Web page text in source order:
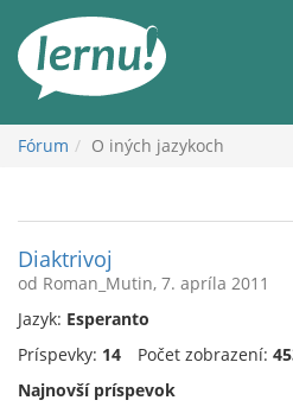
obsah
Fórum O iných jazykoch
Diaktrivoj
od Roman_Mutin, 7. apríla 2011
Jazyk: Esperanto
Príspevky: 14 Počet zobrazení:
Najnovší príspevok